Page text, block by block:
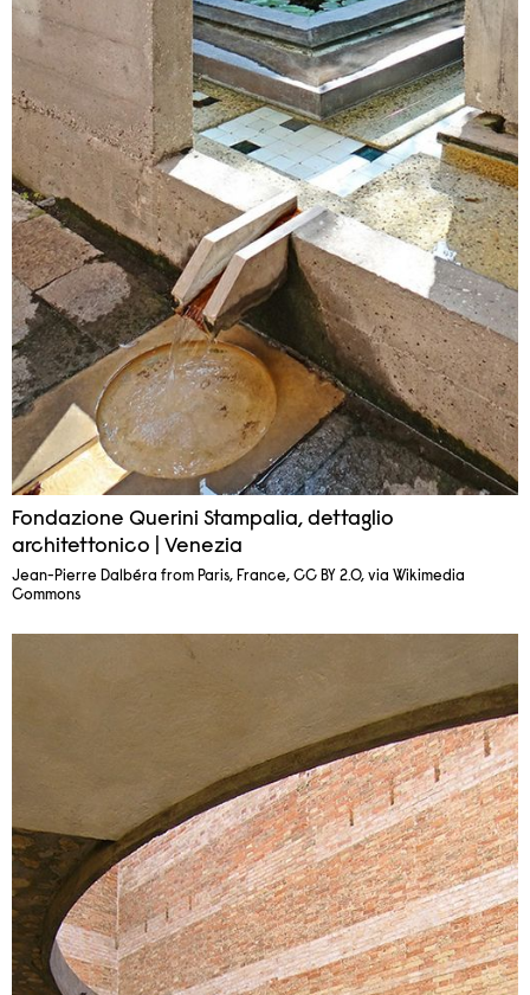
Fondazione Querini Stampalia, dettaglio
architettonico | Venezia
Jean-Pierre Dalbéra from Paris, France, CC BY 2.0, via Wikimedia
Commons